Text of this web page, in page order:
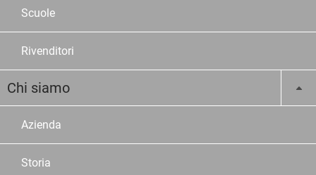
Scuole
Rivenditori
Chi siamo
Azienda
Storia